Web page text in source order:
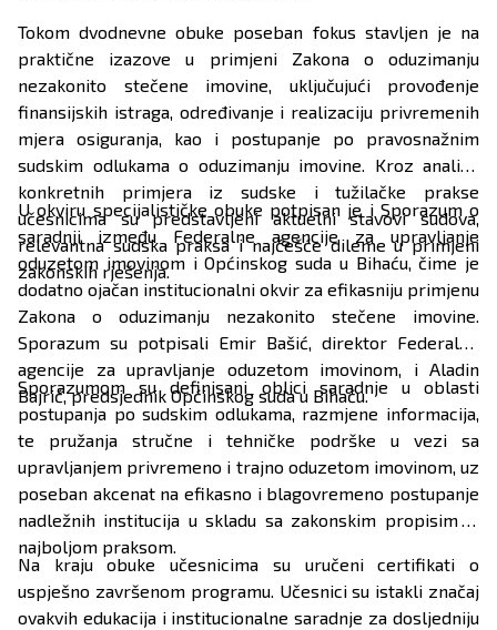
Tokom dvodnevne obuke poseban fokus stavljen je na
praktične izazove u primjeni Zakona o oduzimanju
nezakonito stečene imovine, uključujući provođenje
finansijskih istraga, određivanje i realizaciju privremenih
mjera osiguranja, kao i postupanje po pravosnažnim
sudskim odlukama o oduzimanju imovine. Kroz analizu
konkretnih primjera iz sudske i tužilačke prakse
učesnicima su predstavljeni aktuelni stavovi sudova,
relevantna sudska praksa i najčešće dileme u primjeni
zakonskih rješenja.
U okviru specijalističke obuke potpisan je i Sporazum o
saradnji između Federalne agencije za upravljanje
oduzetom imovinom i Općinskog suda u Bihaću, čime je
dodatno ojačan institucionalni okvir za efikasniju primjenu
Zakona o oduzimanju nezakonito stečene imovine.
Sporazum su potpisali Emir Bašić, direktor Federalne
agencije za upravljanje oduzetom imovinom, i Aladin
Bajrić, predsjednik Općinskog suda u Bihaću.
Sporazumom su definisani oblici saradnje u oblasti
postupanja po sudskim odlukama, razmjene informacija,
te pružanja stručne i tehničke podrške u vezi sa
upravljanjem privremeno i trajno oduzetom imovinom, uz
poseban akcenat na efikasno i blagovremeno postupanje
nadležnih institucija u skladu sa zakonskim propisima i
najboljom praksom.
Na kraju obuke učesnicima su uručeni certifikati o
uspješno završenom programu. Učesnici su istakli značaj
ovakvih edukacija i institucionalne saradnje za dosljedniju